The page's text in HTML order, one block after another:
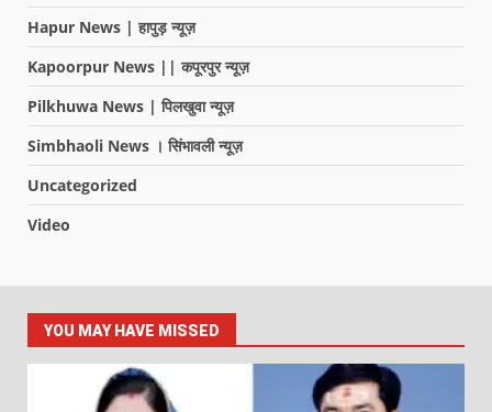
Hapur News | हापुड़ न्यूज़
Kapoorpur News || कपूरपुर न्यूज़
Pilkhuwa News | पिलखुवा न्यूज़
Simbhaoli News । सिंभावली न्यूज़
Uncategorized
Video
YOU MAY HAVE MISSED